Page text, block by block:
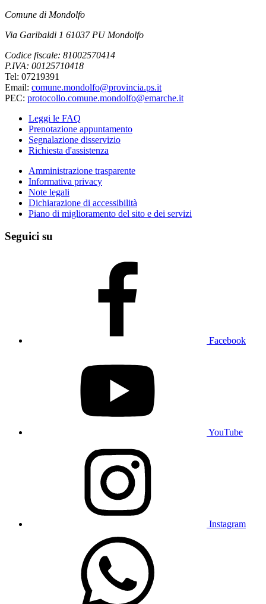
Comune di Mondolfo
Via Garibaldi 1 61037 PU Mondolfo
Codice fiscale: 81002570414
P.IVA: 00125710418
Tel: 07219391
Email: comune.mondolfo@provincia.ps.it
PEC: protocollo.comune.mondolfo@emarche.it
Leggi le FAQ
Prenotazione appuntamento
Segnalazione disservizio
Richiesta d'assistenza
Amministrazione trasparente
Informativa privacy
Note legali
Dichiarazione di accessibilità
Piano di miglioramento del sito e dei servizi
Seguici su
Facebook
YouTube
Instagram